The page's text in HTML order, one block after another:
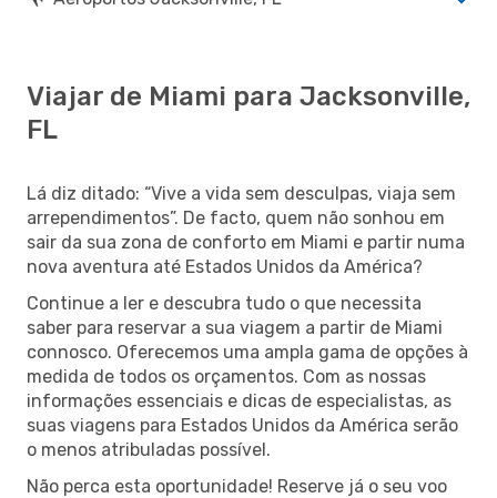
Viajar de Miami para Jacksonville,
FL
Lá diz ditado: “Vive a vida sem desculpas, viaja sem
arrependimentos”. De facto, quem não sonhou em
sair da sua zona de conforto em Miami e partir numa
nova aventura até Estados Unidos da América?
Continue a ler e descubra tudo o que necessita
saber para reservar a sua viagem a partir de Miami
connosco. Oferecemos uma ampla gama de opções à
medida de todos os orçamentos. Com as nossas
informações essenciais e dicas de especialistas, as
suas viagens para Estados Unidos da América serão
o menos atribuladas possível.
Não perca esta oportunidade! Reserve já o seu voo